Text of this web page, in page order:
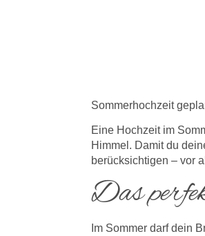
Sommerhochzeit
Eine Hochzeit im
Himmel. Damit du
berücksichtigen – vor
Das
Im Sommer darf dein